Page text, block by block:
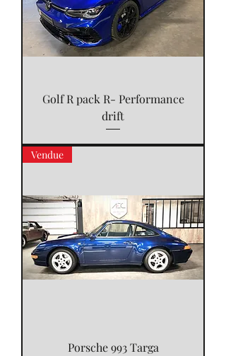
Golf R pack R- Performance
drift
Vendue
Porsche 993 Targa